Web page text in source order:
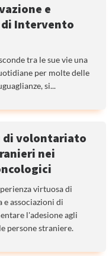
e
di Intervento
tra le sue vie una
per molte delle
si...
di volontariato
nei
virtuosa di
associazioni di
l'adesione agli
persone straniere.